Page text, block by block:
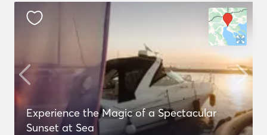
Experience the Magic of a Spectacular
Sunset at Sea